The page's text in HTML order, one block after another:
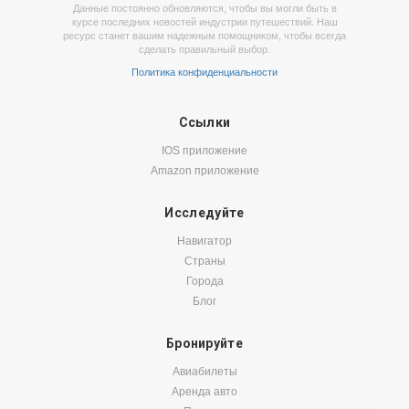
Данные постоянно обновляются, чтобы вы могли быть в
курсе последних новостей индустрии путешествий. Наш
ресурс станет вашим надежным помощником, чтобы всегда
сделать правильный выбор.
Политика конфиденциальности
Ссылки
IOS приложение
Amazon приложение
Исследуйте
Навигатор
Страны
Города
Блог
Бронируйте
Авиабилеты
Аренда авто